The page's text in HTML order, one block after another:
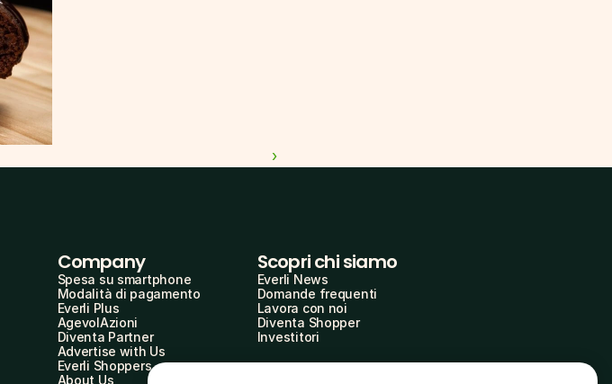
›
Company
Spesa su smartphone
Modalità di pagamento
Everli Plus
AgevolAzioni
Diventa Partner
Advertise with Us
Everli Shoppers
About Us
Scopri chi siamo
Everli News
Domande frequenti
Lavora con noi
Diventa Shopper
Investitori